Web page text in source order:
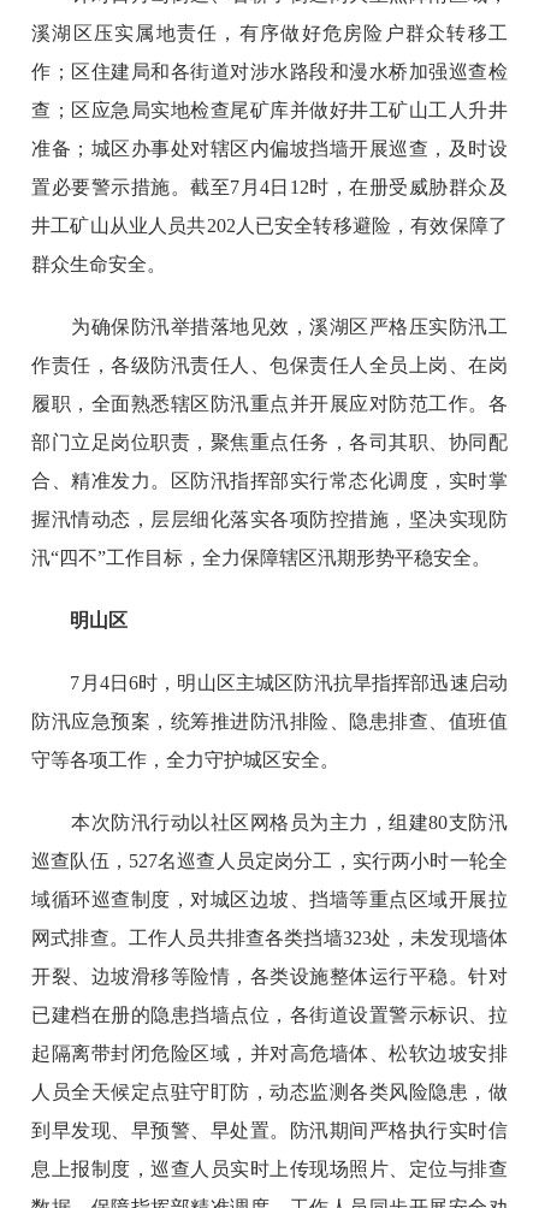
溪湖区压实属地责任，有序做好危房险户群众转移工
作；区住建局和各街道对涉水路段和漫水桥加强巡查检
查；区应急局实地检查尾矿库并做好井工矿山工人升井
准备；城区办事处对辖区内偏坡挡墙开展巡查，及时设
置必要警示措施。截至7月4日12时，在册受威胁群众及
井工矿山从业人员共202人已安全转移避险，有效保障了
群众生命安全。
为确保防汛举措落地见效，溪湖区严格压实防汛工
作责任，各级防汛责任人、包保责任人全员上岗、在岗
履职，全面熟悉辖区防汛重点并开展应对防范工作。各
部门立足岗位职责，聚焦重点任务，各司其职、协同配
合、精准发力。区防汛指挥部实行常态化调度，实时掌
握汛情动态，层层细化落实各项防控措施，坚决实现防
汛“四不”工作目标，全力保障辖区汛期形势平稳安全。
明山区
7月4日6时，明山区主城区防汛抗旱指挥部迅速启动
防汛应急预案，统筹推进防汛排险、隐患排查、值班值
守等各项工作，全力守护城区安全。
本次防汛行动以社区网格员为主力，组建80支防汛
巡查队伍，527名巡查人员定岗分工，实行两小时一轮全
域循环巡查制度，对城区边坡、挡墙等重点区域开展拉
网式排查。工作人员共排查各类挡墙323处，未发现墙体
开裂、边坡滑移等险情，各类设施整体运行平稳。针对
已建档在册的隐患挡墙点位，各街道设置警示标识、拉
起隔离带封闭危险区域，并对高危墙体、松软边坡安排
人员全天候定点驻守盯防，动态监测各类风险隐患，做
到早发现、早预警、早处置。防汛期间严格执行实时信
息上报制度，巡查人员实时上传现场照片、定位与排查